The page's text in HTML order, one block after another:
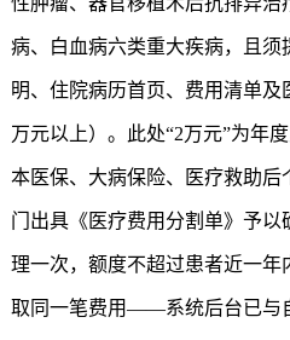
病、白血病六类重大疾病，且须
明、住院病历首页、费用清单及
万元以上）。此处“2万元”为年
本医保、大病保险、医疗救助后
门出具《医疗费用分割单》予
理一次，额度不超过患者近一年
取同一笔费用——系统后台已与